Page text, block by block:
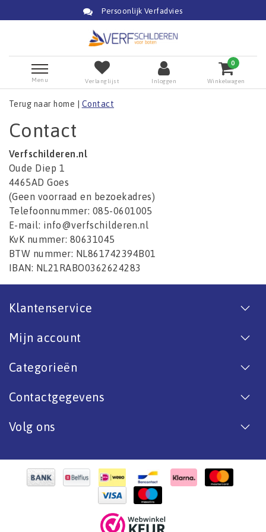
Persoonlijk Verfadvies
Menu Verlanglijst Inloggen
0
Winkelwagen
Terug naar home Contact
Contact
Verfschilderen.nl
Oude Diep 1
4465AD Goes
(Geen voorraad en bezoekadres)
Telefoonnummer: 085-0601005
E-mail: info@verfschilderen.nl
KvK nummer: 80631045
BTW nummer: NL861742394B01
IBAN: NL21RABO0362624283
Klantenservice
Mijn account
Categorieën
Contactgegevens
Volg ons